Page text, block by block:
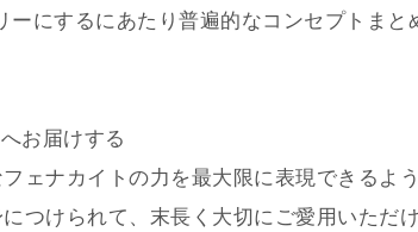
ーにするにあたり普遍的なコンセプトまと
お届けする
ェナカイトの力を最大限に表現できるよ
つけられて、末長く大切にご愛用いただ